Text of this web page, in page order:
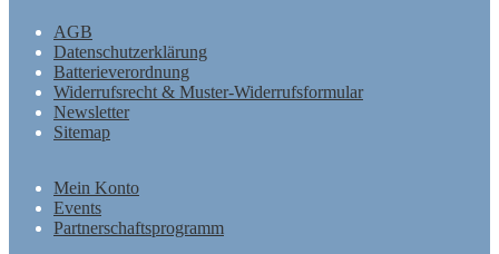
AGB
Datenschutzerklärung
Batterieverordnung
Widerrufsrecht & Muster-Widerrufsformular
Newsletter
Sitemap
Mein Konto
Events
Partnerschaftsprogramm